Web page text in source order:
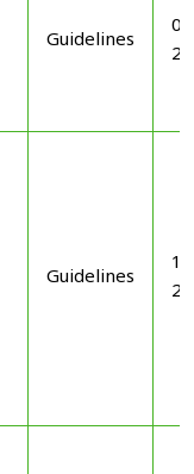
Guidelines
Guidelines